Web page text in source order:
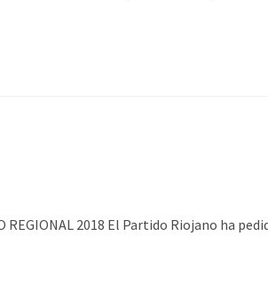
REGIONAL 2018 El Partido Riojano ha